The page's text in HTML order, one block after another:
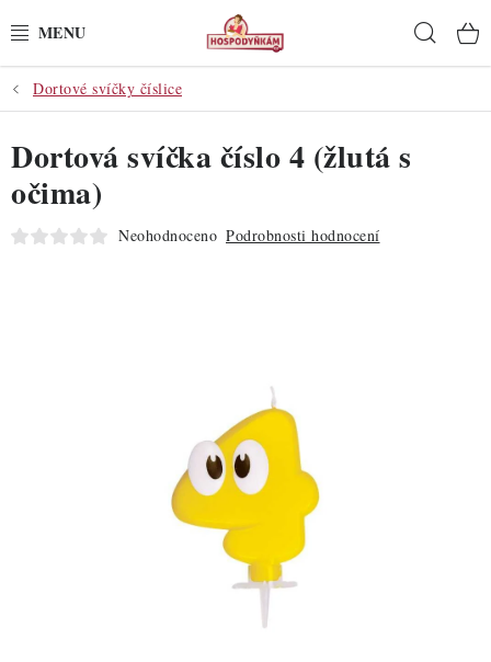
na
POTŘEBY
POMŮCKY
SUROVINY
Dortové svíčky číslice
Dortová svíčka číslo 4 (žlutá s
očima)
Neohodnoceno Podrobnosti hodnocení